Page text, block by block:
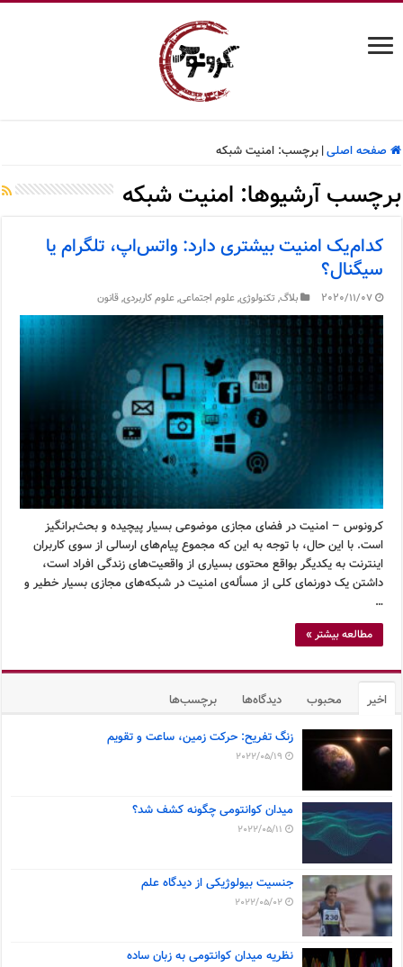
صفحه اصلی| برچسب:امنیت شبکه
برچسب آرشیوها: امنیت شبکه
کدام‌یک امنیت بیشتری دارد: واتس‌اپ، تلگرام یا
سیگنال؟
2020/11/07 بلاگ, تکنولوژی,علوم اجتماعی,علوم کاربردی,قانون
کرونوس – امنیت در فضای مجازی موضوعی بسیار پیچیده و بحث‌برانگیز
است. با این حال، با توجه به این که مجموع پیام‌های ارسالی از سوی کاربران
اینترنت به یکدیگر بواقع محتوی بسیاری از واقعیت‌های زندگی افراد است،
داشتن یک دورنمای کلی از مسأله‌ی امنیت در شبکه‌های مجازی بسیار خطیر و
…
مطالعه بیشتر »
اخیر محبوب دیدگاه‌ها برچسب‌ها
زنگ تفریح: حرکت زمین، ساعت و تقویم
2022/05/19
میدان کوانتومی چگونه کشف شد؟
2022/05/11
جنسیت بیولوژیکی از دیدگاه علم
2022/05/02
نظریه میدان کوانتومی به زبان ساده